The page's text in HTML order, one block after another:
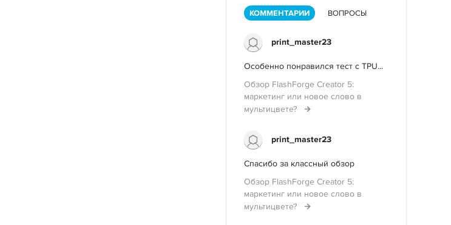
КОММЕНТАРИИ ВОПРОСЫ
print_master23
Особенно понравился тест с TPU...
Обзор FlashForge Creator 5:
маркетинг или новое слово в
мультицвете?
print_master23
Спасибо за классный обзор
Обзор FlashForge Creator 5:
маркетинг или новое слово в
мультицвете?